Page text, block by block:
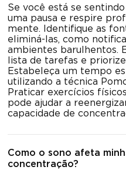
Se você está se
uma pausa e respire
mente. Identifique as
eliminá-las, como
ambientes barulhentos.
lista de tarefas e
Estabeleça um tempo
utilizando a técnica
Praticar exercícios
pode ajudar a
capacidade de
Como o sono afeta
concentração?